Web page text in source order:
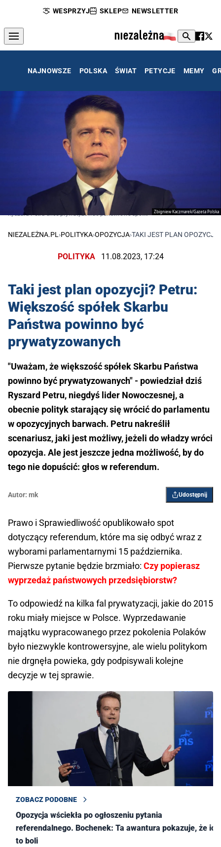
WESPRZYJ SKLEP NEWSLETTER
NAJNOWSZE POLSKA ŚWIAT PETYCJE MEMY
Zbigniew Kaczmarek/Gazeta Polska
Ryszard Petru chce prywatyzować państwowe spółki
NIEZALEŻNA.PL ›POLITYKA›OPOZYCJA›TAKI JEST PLAN
POLITYKA 11.08.2023, 17:24
Taki jest plan opozycji? Petru:
Większość spółek Skarbu
Państwa powinno być
prywatyzowanych
"Uważam, że większość spółek Skarbu Państwa
powinno być prywatyzowanych" - powiedział dziś
Ryszard Petru, niegdyś lider Nowoczesnej, a
obecnie polityk starający się wrócić do parlamentu
w opozycyjnych barwach. Petru nakreślił
scenariusz, jaki jest możliwy, jeżeli do władzy wróci
opozycja. Ale jest jeszcze jedna możliwość, by do
tego nie dopuścić: głos w referendum.
Autor: mk Udostępnij
Prawo i Sprawiedliwość opublikowało spot
dotyczący referendum, które ma się odbyć wraz z
wyborami parlamentarnymi 15 października.
Pierwsze pytanie będzie brzmiało: Czy popierasz
wyprzedaż państwowych przedsiębiorstw?
To odpowiedź na kilka fal prywatyzacji, jakie do 2015
roku miały miejsce w Polsce. Wyprzedawanie
majątku wypracowanego przez pokolenia Polaków
było niezwykle kontrowersyjne, ale wielu politykom
nie drgnęła powieka, gdy podpisywali kolejne
decyzje w tej sprawie.
ZOBACZ PODOBNE
Opozycja wściekła po ogłoszeniu pytania
referendalnego. Bochenek: Ta awantura pokazuje, że ich
to boli